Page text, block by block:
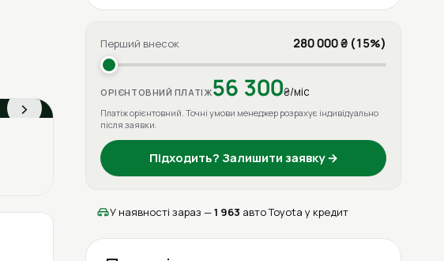
›
Перший внесок 280 000 ₴ (15%)
ОРІЄНТОВНИЙ ПЛАТІЖ56 300₴/міс
Платіж орієнтовний. Точні умови менеджер розрахує індивідуально
після заявки.
Підходить? Залишити заявку →
У наявності зараз —1 963 авто Toyota у кредит